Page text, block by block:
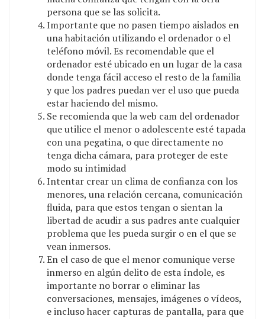
persona que se las solicita.
Importante que no pasen tiempo aislados en
una habitación utilizando el ordenador o el
teléfono móvil. Es recomendable que el
ordenador esté ubicado en un lugar de la casa
donde tenga fácil acceso el resto de la familia
y que los padres puedan ver el uso que pueda
estar haciendo del mismo.
Se recomienda que la web cam del ordenador
que utilice el menor o adolescente esté tapada
con una pegatina, o que directamente no
tenga dicha cámara, para proteger de este
modo su intimidad
Intentar crear un clima de confianza con los
menores, una relación cercana, comunicación
fluida, para que estos tengan o sientan la
libertad de acudir a sus padres ante cualquier
problema que les pueda surgir o en el que se
vean inmersos.
En el caso de que el menor comunique verse
inmerso en algún delito de esta índole, es
importante no borrar o eliminar las
conversaciones, mensajes, imágenes o vídeos,
e incluso hacer capturas de pantalla, para que